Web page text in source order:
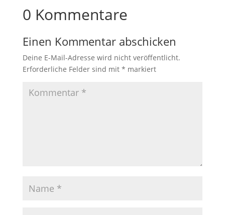
0 Kommentare
Einen Kommentar abschicken
Deine E-Mail-Adresse wird nicht veröffentlicht.
Erforderliche Felder sind mit * markiert